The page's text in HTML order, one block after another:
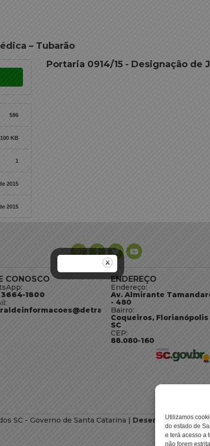
Utilizamos
do estado de
e terá acesso a
não forem
– Tubarão
596
100 KB
1
2015
2015
Portaria 0914/15 - Designação de
CONOSCO
1800
ENDEREÇO
Endereço:
Av. Almirante
- 480
Bairro:
Coqueiros, Florianópolis
SC
CEP:
88.080-160
SC - Governo de Santa Catarina | Desenvolvimento -